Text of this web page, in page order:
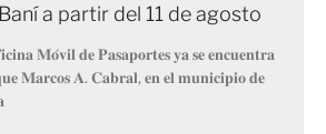
a partir del 11 de agosto
𝐌𝐨́𝐯𝐢𝐥 𝐝𝐞 𝐏𝐚𝐬𝐚𝐩𝐨𝐫𝐭𝐞𝐬 𝐲𝐚 𝐬𝐞 𝐞𝐧𝐜𝐮𝐞𝐧𝐭𝐫𝐚
𝐌𝐚𝐫𝐜𝐨𝐬 𝐀. 𝐂𝐚𝐛𝐫𝐚𝐥, 𝐞𝐧 𝐞𝐥 𝐦𝐮𝐧𝐢𝐜𝐢𝐩𝐢𝐨 𝐝𝐞